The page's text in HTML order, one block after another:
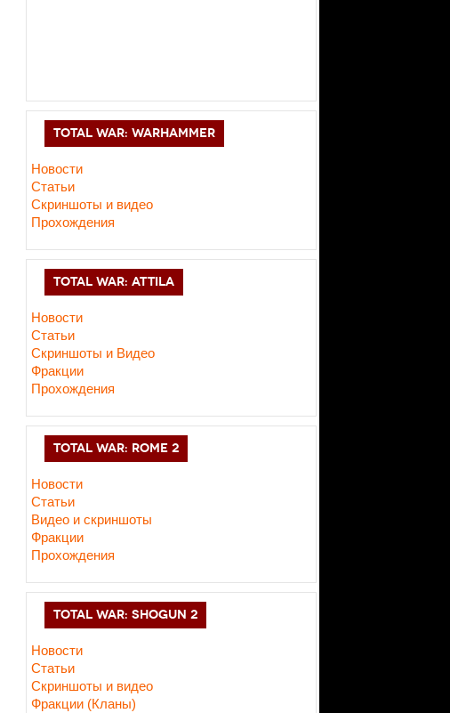
TOTAL WAR: WARHAMMER
Новости
Статьи
Скриншоты и видео
Прохождения
TOTAL WAR: ATTILA
Новости
Статьи
Скриншоты и Видео
Фракции
Прохождения
TOTAL WAR: ROME 2
Новости
Статьи
Видео и скриншоты
Фракции
Прохождения
TOTAL WAR: SHOGUN 2
Новости
Статьи
Cкриншоты и видео
Фракции (Кланы)